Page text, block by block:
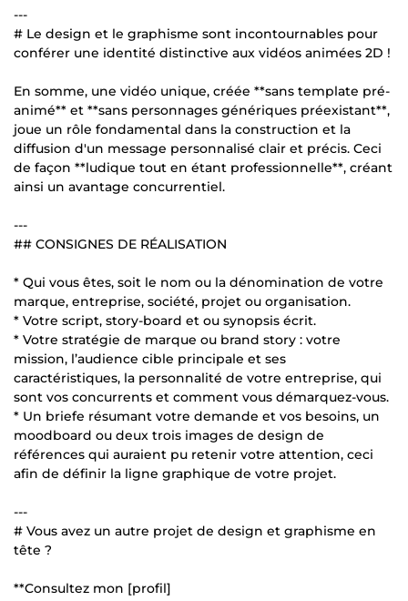
---
# Le design et le graphisme sont incontournables pour
conférer une identité distinctive aux vidéos animées 2D !
En somme, une vidéo unique, créée **sans template pré-
animé** et **sans personnages génériques préexistant**,
joue un rôle fondamental dans la construction et la
diffusion d'un message personnalisé clair et précis. Ceci
de façon **ludique tout en étant professionnelle**, créant
ainsi un avantage concurrentiel.
---
## CONSIGNES DE RÉALISATION
* Qui vous êtes, soit le nom ou la dénomination de votre
marque, entreprise, société, projet ou organisation.
* Votre script, story-board et ou synopsis écrit.
* Votre stratégie de marque ou brand story : votre
mission, l’audience cible principale et ses
caractéristiques, la personnalité de votre entreprise, qui
sont vos concurrents et comment vous démarquez-vous.
* Un briefe résumant votre demande et vos besoins, un
moodboard ou deux trois images de design de
références qui auraient pu retenir votre attention, ceci
afin de définir la ligne graphique de votre projet.
---
# Vous avez un autre projet de design et graphisme en
tête ?
**Consultez mon [profil]